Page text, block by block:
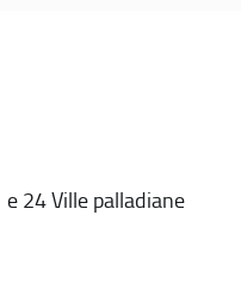
24 Ville palladiane